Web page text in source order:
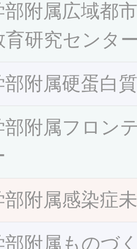
部附属広域都
育研究センタ
部附属硬蛋白
部附属フロン
部附属感染症
部附属ものづ